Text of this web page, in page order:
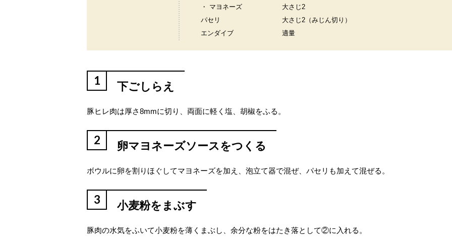
・ マヨネーズ
大さじ2
パセリ
大さじ2（みじん切り）
エンダイブ
適量
1 下ごしらえ
豚ヒレ肉は厚さ8mmに切り、両面に軽く塩、胡椒をふる。
2 卵マヨネーズソースをつくる
ボウルに卵を割りほぐしてマヨネーズを加え、泡立て器で混ぜ、パセリも加えて混ぜる。
3 小麦粉をまぶす
豚肉の水気をふいて小麦粉を薄くまぶし、余分な粉をはたき落として②に入れる。